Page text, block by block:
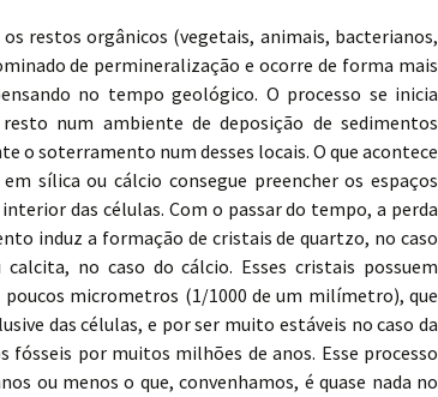
restos orgânicos (vegetais, animais, bacterianos,
de permineralização e ocorre de forma mais
no tempo geológico. O processo se inicia
num ambiente de deposição de sedimentos
o soterramento num desses locais. O que acontece
sílica ou cálcio consegue preencher os espaços
das células. Com o passar do tempo, a perda
induz a formação de cristais de quartzo, no caso
no caso do cálcio. Esses cristais possuem
micrometros (1/1000 de um milímetro), que
das células, e por ser muito estáveis no caso da
por muitos milhões de anos. Esse processo
ou menos o que, convenhamos, é quase nada no